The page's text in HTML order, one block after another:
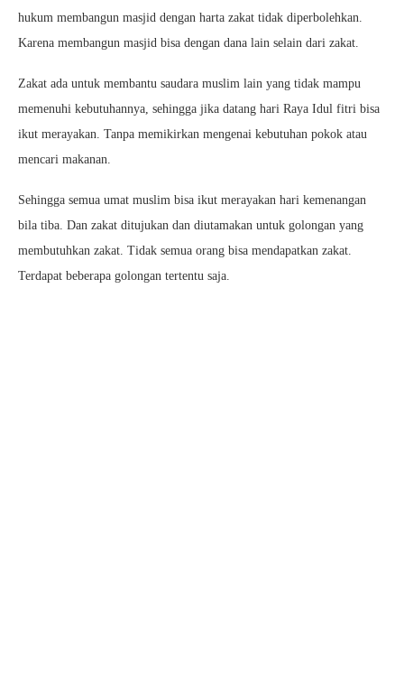
hukum membangun masjid dengan harta zakat tidak diperbolehkan.
Karena membangun masjid bisa dengan dana lain selain dari zakat.
Zakat ada untuk membantu saudara muslim lain yang tidak mampu
memenuhi kebutuhannya, sehingga jika datang hari Raya Idul fitri bisa
ikut merayakan. Tanpa memikirkan mengenai kebutuhan pokok atau
mencari makanan.
Sehingga semua umat muslim bisa ikut merayakan hari kemenangan
bila tiba. Dan zakat ditujukan dan diutamakan untuk golongan yang
membutuhkan zakat. Tidak semua orang bisa mendapatkan zakat.
Terdapat beberapa golongan tertentu saja.